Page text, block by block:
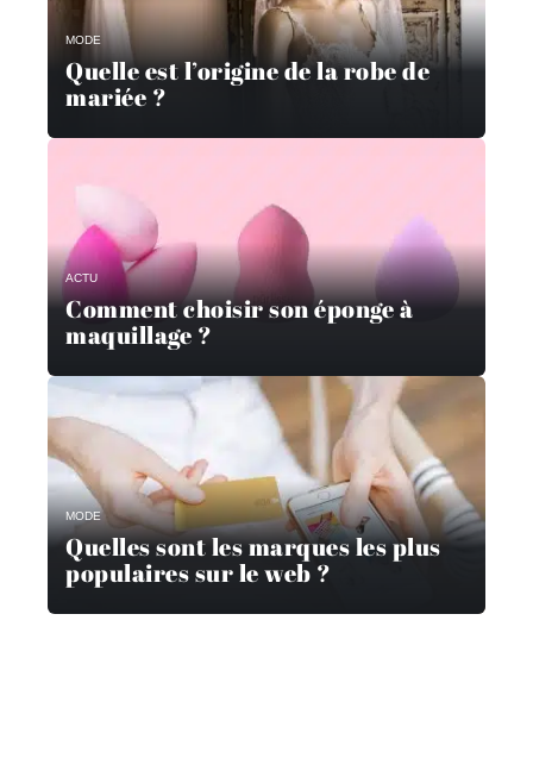
MODE
Quelle est l’origine de la robe de
mariée ?
ACTU
Comment choisir son éponge à
maquillage ?
MODE
Quelles sont les marques les plus
populaires sur le web ?